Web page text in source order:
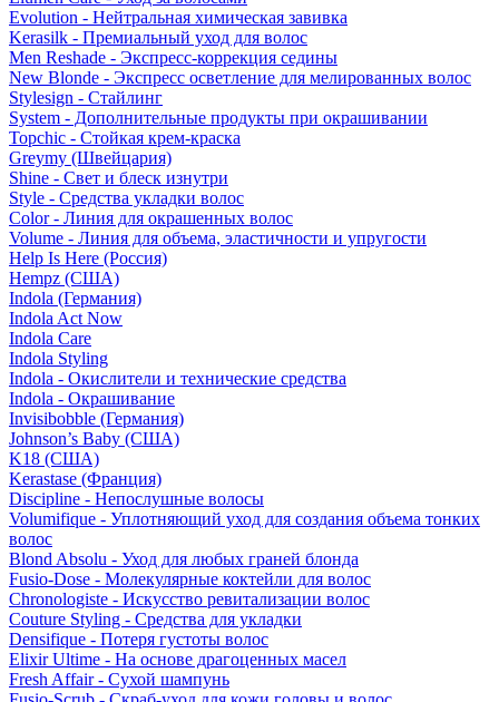
Evolution - Нейтральная химическая завивка
Kerasilk - Премиальный уход для волос
Men Reshade - Экспресс-коррекция седины
New Blonde - Экспресс осветление для мелированных волос
Stylesign - Стайлинг
System - Дополнительные продукты при окрашивании
Topchic - Стойкая крем-краска
Greymy (Швейцария)
Shine - Свет и блеск изнутри
Style - Средства укладки волос
Color - Линия для окрашенных волос
Volume - Линия для объема, эластичности и упругости
Help Is Here (Россия)
Hempz (США)
Indola (Германия)
Indola Act Now
Indola Care
Indola Styling
Indola - Окислители и технические средства
Indola - Окрашивание
Invisibobble (Германия)
Johnson’s Baby (США)
K18 (США)
Kerastase (Франция)
Discipline - Непослушные волосы
Volumifique - Уплотняющий уход для создания объема тонких
волос
Blond Absolu - Уход для любых граней блонда
Fusio-Dose - Молекулярные коктейли для волос
Chronologiste - Искусство ревитализации волос
Couture Styling - Средства для укладки
Densifique - Потеря густоты волос
Elixir Ultime - На основе драгоценных масел
Fresh Affair - Сухой шампунь